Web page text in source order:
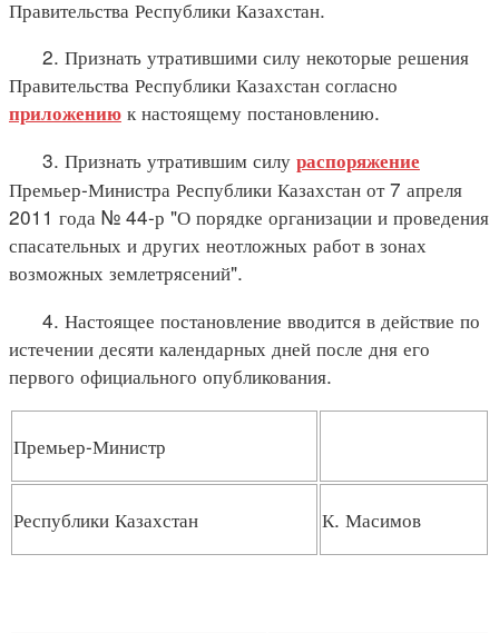
Правительства Республики Казахстан.
2. Признать утратившими силу некоторые решения
Правительства Республики Казахстан согласно
приложению к настоящему постановлению.
3. Признать утратившим силу распоряжение
Премьер-Министра Республики Казахстан от 7 апреля
2011 года № 44-р "О порядке организации и проведения
спасательных и других неотложных работ в зонах
возможных землетрясений".
4. Настоящее постановление вводится в действие по
истечении десяти календарных дней после дня его
первого официального опубликования.
Премьер-Министр
Республики Казахстан К. Масимов